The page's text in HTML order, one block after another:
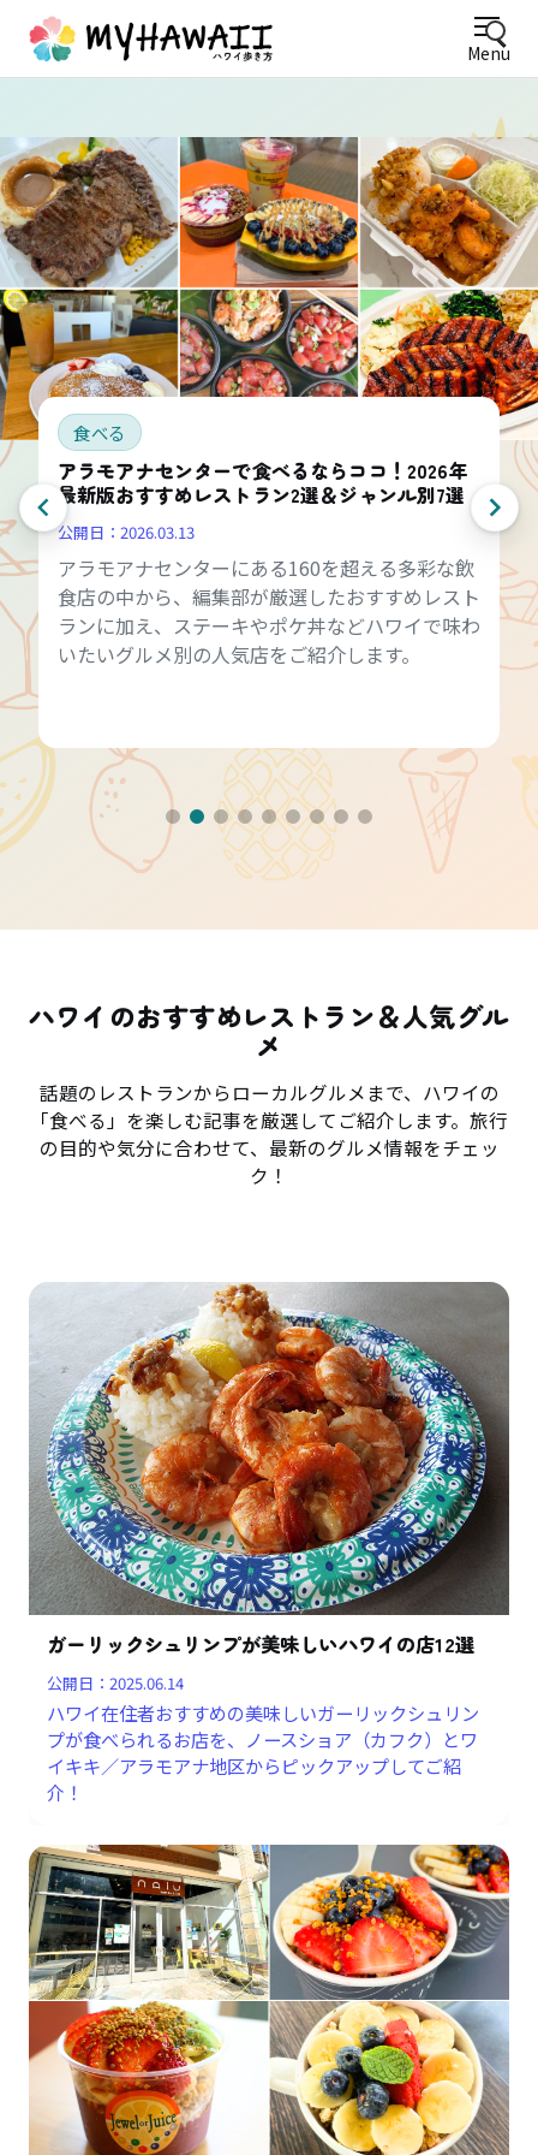
Menu
食べる
アラモアナセンターで食べるならココ！2026年
最新版おすすめレストラン2選＆ジャンル別7選
公開日： 2026.03.13
アラモアナセンターにある160を超える多彩な飲
食店の中から、編集部が厳選したおすすめレスト
ランに加え、ステーキやポケ丼などハワイで味わ
いたいグルメ別の人気店をご紹介します。
ハワイのおすすめレストラン＆人気グル
メ
話題のレストランからローカルグルメまで、ハワイの
「食べる」を楽しむ記事を厳選してご紹介します。旅行
の目的や気分に合わせて、最新のグルメ情報をチェッ
ク！
ガーリックシュリンプが美味しいハワイの店12選
公開日：2025.06.14
ハワイ在住者おすすめの美味しいガーリックシュリン
プが食べられるお店を、ノースショア（カフク）とワ
イキキ／アラモアナ地区からピックアップしてご紹
介！